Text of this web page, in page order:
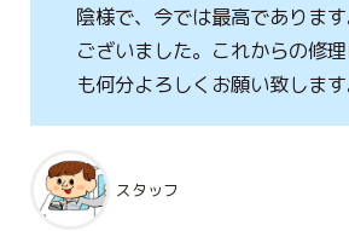
陰様で、今では最高でありま
ございました。これからの修
も何分よろしくお願い致します
スタッフ